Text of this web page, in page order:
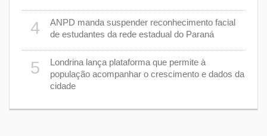
4
ANPD manda suspender reconhecimento facial
de estudantes da rede estadual do Paraná
5
Londrina lança plataforma que permite à
população acompanhar o crescimento e dados da
cidade